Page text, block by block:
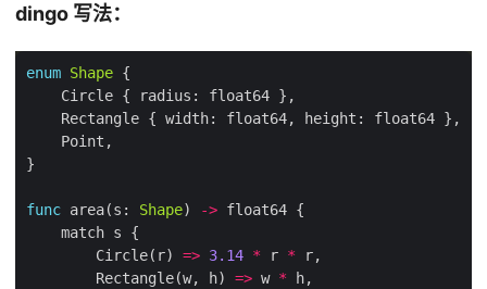
dingo 写法：
enum Shape
func area(s: Shape) ->
        Circle(r)
=> 3.14 * r *
        Rectangle(w, h)
=> w *